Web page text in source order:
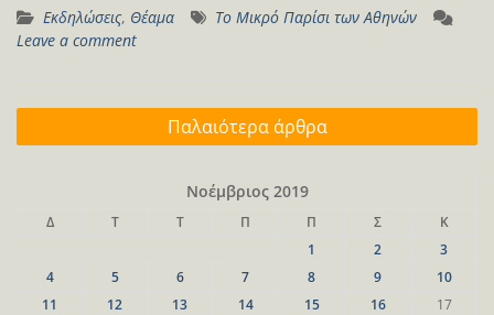
Εκδηλώσεις, Θέαμα
Το Μικρό Παρίσι των Αθηνών
Leave a comment
Πλοήγηση
άρθρων
Παλαιότερα άρθρα
Νοέμβριος 2019
Δ Τ Τ Π Π Σ
Κ
1
2
3
4
5 6 7 8 9
10
11
12 13 14 15 16
17